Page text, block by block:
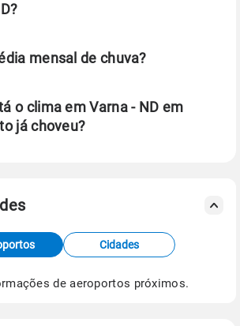
mensal de chuva?
o clima em Varna - ND em
já choveu?
de estações
e satélite do Centro de Previsão
Climáticos (CPTEC).
informações sobre os dados
Cidades
de aeroportos próximos.